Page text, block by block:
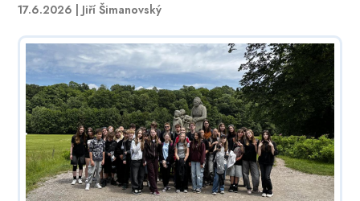
17.6.2026 | Jiří Šimanovský